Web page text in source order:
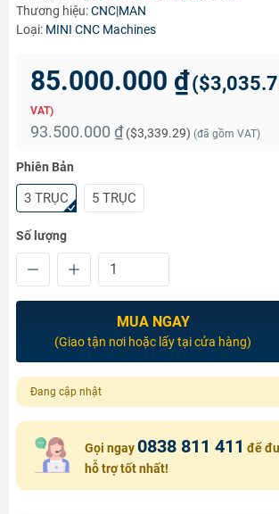
Thương hiệu:CNC|MAN
Loại: MINI CNC Machines
85.000.000 ₫(
VAT)
93.500.000 ₫ ($3,339.29) (đã gồm VAT)
Phiên Bản
3 TRỤC 5 TRỤC
Số lượng
MUA NGAY
(Giao tận nơi hoặc lấy tại cửa hàng)
Đang cập nhật
Gọi ngay 0838 811 411 để
hỗ trợ tốt nhất!